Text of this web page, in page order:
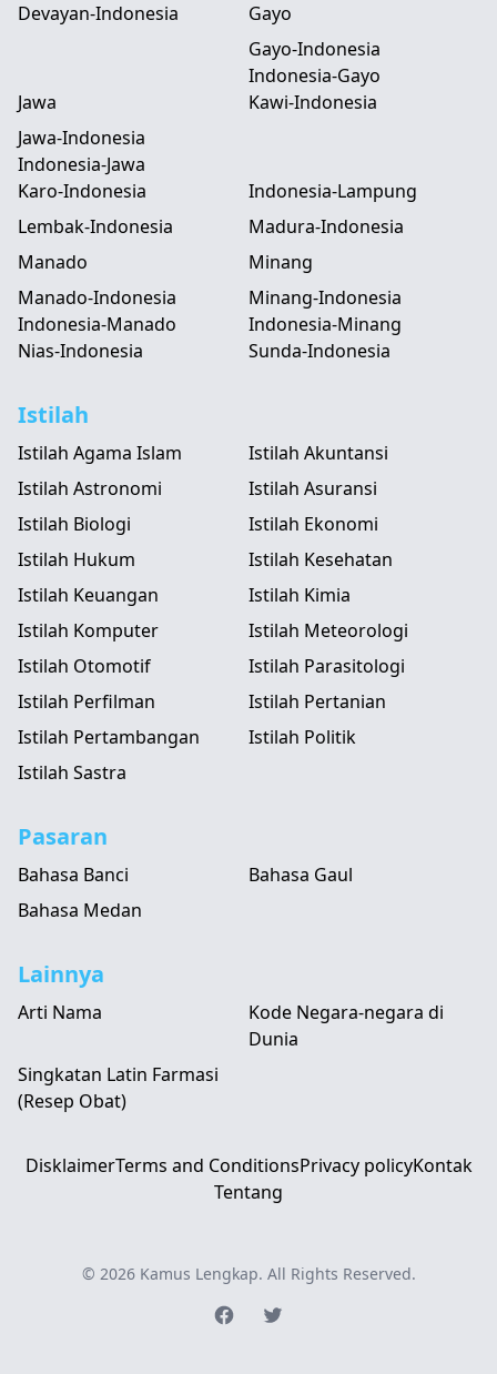
Devayan-Indonesia
Gayo
Gayo-Indonesia
Indonesia-Gayo
Jawa
Jawa-Indonesia
Indonesia-Jawa
Kawi-Indonesia
Karo-Indonesia
Indonesia-Lampung
Lembak-Indonesia
Madura-Indonesia
Manado
Manado-Indonesia
Indonesia-Manado
Minang
Minang-Indonesia
Indonesia-Minang
Nias-Indonesia
Sunda-Indonesia
Istilah
Istilah Agama Islam
Istilah Akuntansi
Istilah Astronomi
Istilah Asuransi
Istilah Biologi
Istilah Ekonomi
Istilah Hukum
Istilah Kesehatan
Istilah Keuangan
Istilah Kimia
Istilah Komputer
Istilah Meteorologi
Istilah Otomotif
Istilah Parasitologi
Istilah Perfilman
Istilah Pertanian
Istilah Pertambangan
Istilah Politik
Istilah Sastra
Pasaran
Bahasa Banci
Bahasa Gaul
Bahasa Medan
Lainnya
Arti Nama
Kode Negara-negara di
Dunia
Singkatan Latin Farmasi
(Resep Obat)
DisklaimerTerms and ConditionsPrivacy policyKontak
Tentang
© 2026 Kamus Lengkap. All Rights Reserved.